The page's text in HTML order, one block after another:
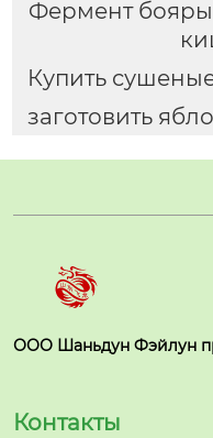
Фермент
Купить
заготовить
ООО Шаньдун Фэйлун
Контакты